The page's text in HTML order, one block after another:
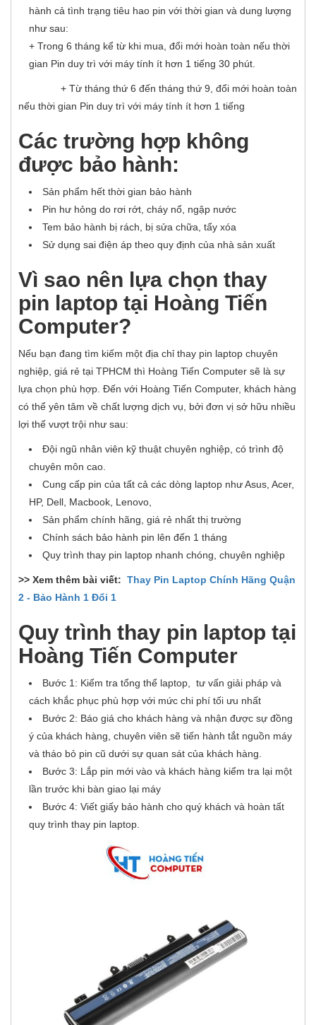
hành cả tình trạng tiêu hao pin với thời gian và dung lượng
như sau:
+ Trong 6 tháng kể từ khi mua, đổi mới hoàn toàn nếu thời
gian Pin duy trì với máy tính ít hơn 1 tiếng 30 phút.
+ Từ tháng thứ 6 đến tháng thứ 9, đổi mới hoàn toàn
nếu thời gian Pin duy trì với máy tính ít hơn 1 tiếng
Các trường hợp không
được bảo hành:
Sản phẩm hết thời gian bảo hành
Pin hư hỏng do rơi rớt, cháy nổ, ngập nước
Tem bảo hành bị rách, bị sửa chữa, tẩy xóa
Sử dụng sai điện áp theo quy định của nhà sản xuất
Vì sao nên lựa chọn thay
pin laptop tại Hoàng Tiến
Computer?
Nếu bạn đang tìm kiếm một địa chỉ thay pin laptop chuyên
nghiệp, giá rẻ tại TPHCM thì Hoàng Tiến Computer sẽ là sự
lựa chọn phù hợp. Đến với Hoàng Tiến Computer, khách hàng
có thể yên tâm về chất lượng dịch vụ, bởi đơn vị sở hữu nhiều
lợi thế vượt trội như sau:
Đội ngũ nhân viên kỹ thuật chuyên nghiệp, có trình độ
chuyên môn cao.
Cung cấp pin của tất cả các dòng laptop như Asus, Acer,
HP, Dell, Macbook, Lenovo,
Sản phẩm chính hãng, giá rẻ nhất thị trường
Chính sách bảo hành pin lên đến 1 tháng
Quy trình thay pin laptop nhanh chóng, chuyên nghiệp
>> Xem thêm bài viết: Thay Pin Laptop Chính Hãng Quận
2 - Bảo Hành 1 Đổi 1
Quy trình thay pin laptop tại
Hoàng Tiến Computer
Bước 1: Kiểm tra tổng thể laptop, tư vấn giải pháp và
cách khắc phục phù hợp với mức chi phí tối ưu nhất
Bước 2: Báo giá cho khách hàng và nhận được sự đồng
ý của khách hàng, chuyên viên sẽ tiến hành tắt nguồn máy
và tháo bỏ pin cũ dưới sự quan sát của khách hàng.
Bước 3: Lắp pin mới vào và khách hàng kiểm tra lại một
lần trước khi bàn giao lại máy
Bước 4: Viết giấy bảo hành cho quý khách và hoàn tất
quy trình thay pin laptop.